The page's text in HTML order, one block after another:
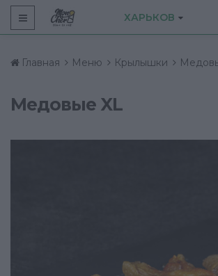
ХАРЬКОВ
Главная Меню Крылышки
Медовые XL